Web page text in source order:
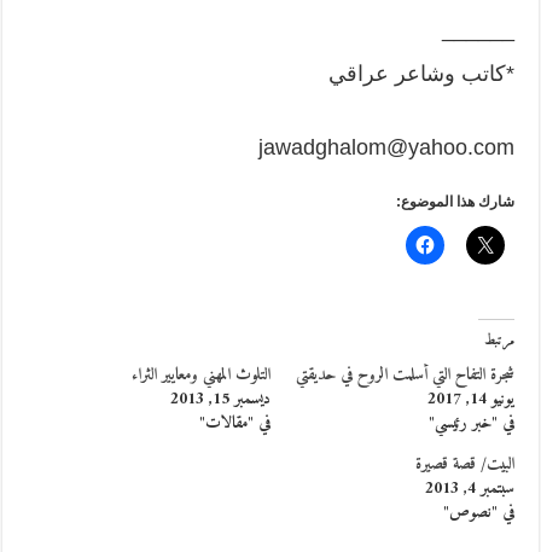
*كاتب وشاعر عراقي
jawadghalom@yahoo.com
شارك هذا الموضوع:
مرتبط
شجرة التفاح التي أسلمت الروح في حديقتي
يونيو 14, 2017
في "خبر رئيسي"
التلوث المهني ومعايير الثراء
ديسمبر 15, 2013
في "مقالات"
البيت/ قصة قصيرة
سبتمبر 4, 2013
في "نصوص"